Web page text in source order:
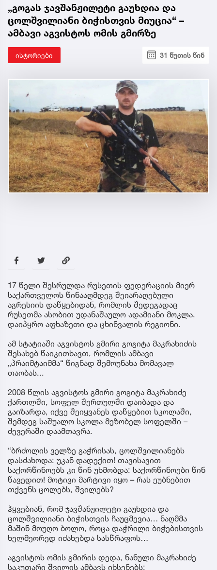
„გოგას ჯავშანჟილეტი გაუხდია და
ცოლშვილიანი ბიჭისთვის მიუცია“ –
ამბავი აგვისტოს ომის გმირზე
ისტორიები 31 წუთის წინ
17 წელი შესრულდა რუსეთის ფედერაციის მიერ
საქართველოს წინააღმდეგ შეიარაღებული
აგრესიის დაწყებიდან, რომლის შედეგადაც
რუსეთმა ასობით უდანაშაულო ადამიანი მოკლა,
დაიპყრო აფხაზეთი და ცხინვალის რეგიონი.
ამ სტატიაში აგვისტოს გმირი გოგიტა მაკრახიძის
შესახებ წაიკითხავთ, რომლის ამბავი
„პრაიმტაიმმა“ წიგნად შემოუნახა მომავალ
თაობას...
2008 წლის აგვისტოს გმირი გოგიტა მაკრახიძე
ქართლში, სოფელ შერთულში დაიბადა და
გაიზარდა, იქვე შეიყვანეს დაწყებით სკოლაში,
შემდეგ საშუალო სკოლა მეზობელ სოფელში –
ძევერაში დაამთავრა.
“ბრძოლის ველზე გაჭრისას, ცოლშვილიანებს
დასძახოდა: უკან დადექით! თავისავით
საქორწინოებს კი წინ უხმობდა: საქორწინოები წინ
წავედით! მოტივი მარტივი იყო – რას ეუბნებით
თქვენს ცოლებს, შვილებს?
ჰყვებიან, რომ ჯავშანჟილეტი გაუხდია და
ცოლშვილიანი ბიჭისთვის ჩაუცმევია… ნაღმმა
მაშინ მოუღო ბოლო, როცა დაჭრილი ბიჭებისთვის
ხელმეორედ იძახებდა სასწრაფოს…
აგვისტოს ომის გმირის დედა, ნანული მაკრახიძე
საკუთარი შვილის ამბავს იხსენებს: